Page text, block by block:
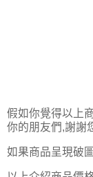
假如你覺得以上
你的朋友們,謝謝
如果商品呈現破